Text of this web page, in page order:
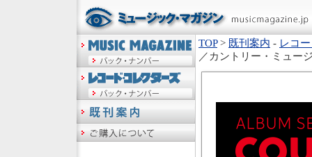
TOP> 既刊案内 - レコ
／カントリー・ミュー